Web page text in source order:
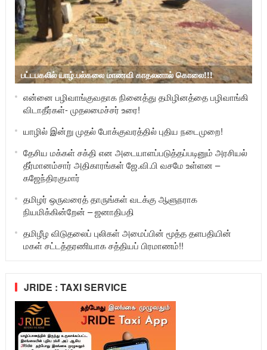
பட்டபகலில் யாழ்.பல்கலை மாணவி காதலனால் கொலை!!!
என்னை பழிவாங்குவதாக நினைத்து தமிழினத்தை பழிவாங்கி
விடாதீர்கள்- முதலமைச்சர் உரை!
யாழில் இன்று முதல் போக்குவரத்தில் புதிய நடைமுறை!
தேசிய மக்கள் சக்தி என அடையாளப்படுத்தப்படினும் அரசியல்
தீர்மானம்சார் அதிகாரங்கள் ஜே.வி.பி வசமே உள்ளன –
கஜேந்திரகுமார்
தமிழர் ஒருவரைத் தாருங்கள் வடக்கு ஆளுநராக
நியமிக்கின்றேன் – ஜனாதிபதி
தமிழீழ விடுதலைப் புலிகள் அமைப்பின் மூத்த தளபதியின்
மகள் சட்டத்தரணியாக சத்தியப் பிரமாணம்!!
JRIDE : TAXI SERVICE